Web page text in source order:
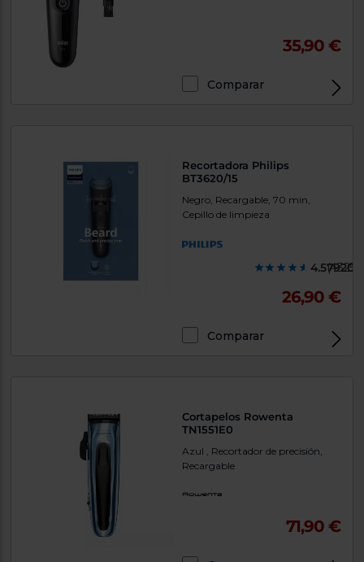
35,90 €
Comparar
Recortadora Philips
BT3620/15
Negro, Recargable, 70 min,
Cepillo de limpieza
(4325)
26,90 €
Comparar
Cortapelos Rowenta
TN1551E0
Azul , Recortador de precisión,
Recargable
71,90 €